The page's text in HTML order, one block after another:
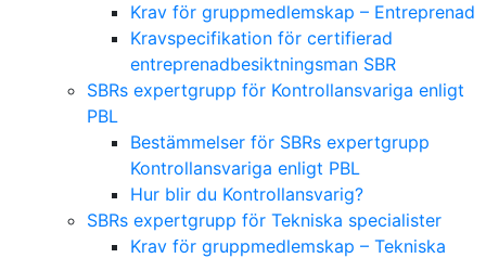
Krav för gruppmedlemskap – Entreprenad
Kravspecifikation för certifierad
entreprenadbesiktningsman SBR
SBRs expertgrupp för Kontrollansvariga enligt
PBL
Bestämmelser för SBRs expertgrupp
Kontrollansvariga enligt PBL
Hur blir du Kontrollansvarig?
SBRs expertgrupp för Tekniska specialister
Krav för gruppmedlemskap – Tekniska